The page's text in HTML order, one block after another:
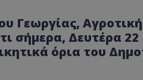
Γεωργίας,
σήμερα, Δευτέρα 22
όρια του